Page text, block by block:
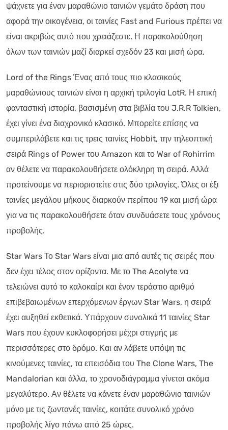
ψάχνετε για έναν μαραθώνιο ταινιών γεμάτο δράση που
αφορά την οικογένεια, οι ταινίες Fast and Furious πρέπει να
είναι ακριβώς αυτό που χρειάζεστε. Η παρακολούθηση
όλων των ταινιών μαζί διαρκεί σχεδόν 23 και μισή ώρα.
Lord of the Rings Ένας από τους πιο κλασικούς
μαραθώνιους ταινιών είναι η αρχική τριλογία LotR. Η επική
φανταστική ιστορία, βασισμένη στα βιβλία του J.R.R Tolkien,
έχει γίνει ένα διαχρονικό κλασικό. Μπορείτε επίσης να
συμπεριλάβετε και τις τρεις ταινίες Hobbit, την τηλεοπτική
σειρά Rings of Power του Amazon και το War of Rohirrim
αν θέλετε να παρακολουθήσετε ολόκληρη τη σειρά. Αλλά
προτείνουμε να περιοριστείτε στις δύο τριλογίες. Όλες οι έξι
ταινίες μεγάλου μήκους διαρκούν περίπου 19 και μισή ώρα
για να τις παρακολουθήσετε όταν συνδυάσετε τους χρόνους
προβολής.
Star Wars Το Star Wars είναι μια από αυτές τις σειρές που
δεν έχει τέλος στον ορίζοντα. Με το The Acolyte να
τελειώνει αυτό το καλοκαίρι και έναν τεράστιο αριθμό
επιβεβαιωμένων επερχόμενων έργων Star Wars, η σειρά
έχει αυξηθεί εκθετικά. Υπάρχουν συνολικά 11 ταινίες Star
Wars που έχουν κυκλοφορήσει μέχρι στιγμής με
περισσότερες στο δρόμο. Και αν λάβετε υπόψη τις
κινούμενες ταινίες, τα επεισόδια του The Clone Wars, The
Mandalorian και άλλα, το χρονοδιάγραμμα γίνεται ακόμα
μεγαλύτερο. Αν θέλετε να κάνετε έναν μαραθώνιο ταινιών
μόνο με τις ζωντανές ταινίες, κοιτάτε συνολικό χρόνο
προβολής λίγο πάνω από 25 ώρες.